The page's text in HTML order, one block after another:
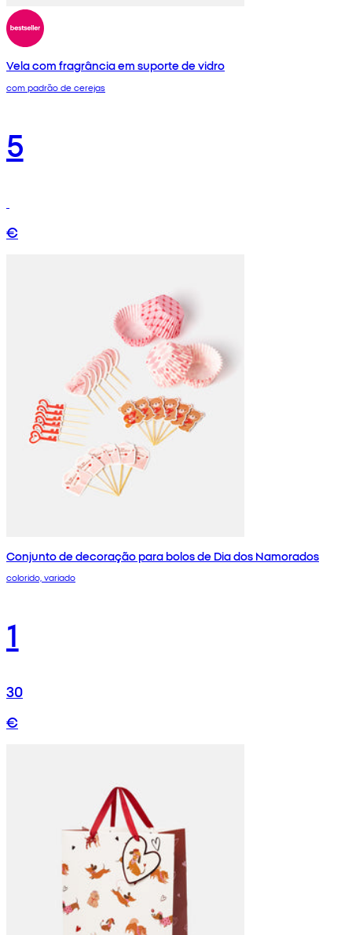
Vela com fragrância em suporte de vidro
com padrão de cerejas
5
€
Conjunto de decoração para bolos de Dia dos Namorados
colorido, variado
1
30
€